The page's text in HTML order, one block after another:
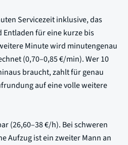
Servicezeit inklusive, das
Entladen für eine kurze bis
Minute wird minutengenau
(0,70–0,85 €/min). Wer 10
braucht, zahlt für genau
auf eine volle weitere
(26,60–38 €/h). Bei schweren
Aufzug ist ein zweiter Mann an